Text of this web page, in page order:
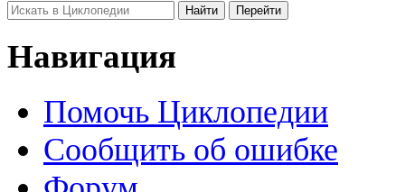
Навигация
Помочь Циклопедии
Сообщить об ошибке